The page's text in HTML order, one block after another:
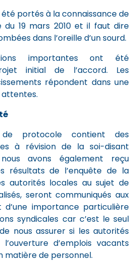
portés à la connaissance de
du 19 mars 2010 et il faut dire
dans l’oreille d’un sourd.
importantes ont été
initial de l’accord. Les
répondent dans une
attentes.
protocole contient des
à révision de la soi-disant
avons également reçu
résultats de l’enquête de la
autorités locales au sujet de
seront communiqués aux
d’une importance particulière
syndicales car c’est le seul
nous assurer si les autorités
d’emplois vacants
matière de personnel.